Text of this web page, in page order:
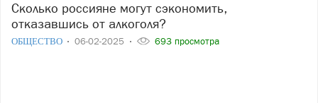
Сколько россияне могут сэкономить,
отказавшись от алкоголя?
ОБЩЕСТВО 06-02-2025 693 просмотра